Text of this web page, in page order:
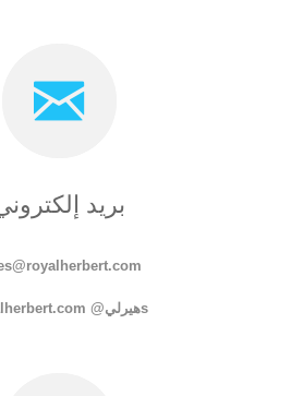
بريد
sهيرلي@ royalherbert.com